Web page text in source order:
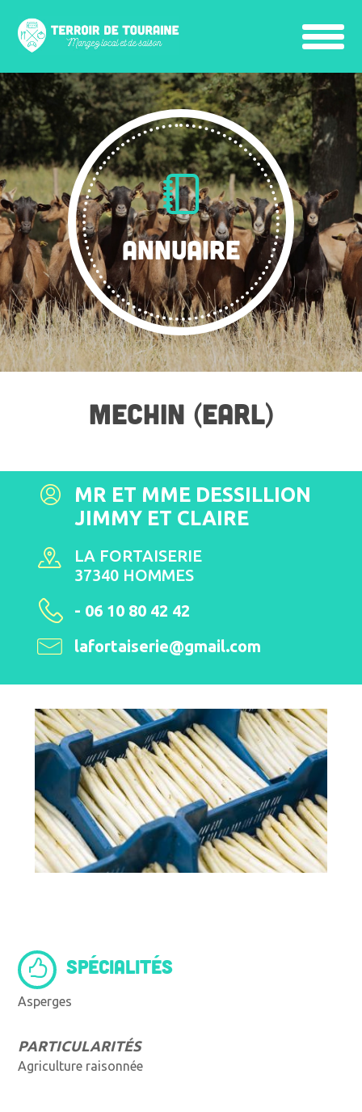
ANNUAIRE
MECHIN (EARL)
MR ET MME DESSILLION
JIMMY ET CLAIRE
LA FORTAISERIE
37340 HOMMES
- 06 10 80 42 42
lafortaiserie@gmail.com
SPÉCIALITÉS
Asperges
PARTICULARITÉS
Agriculture raisonnée